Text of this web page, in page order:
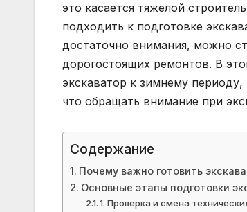
это касается тяжелой
подходить к подготовке
достаточно внимания, можно
дорогостоящих ремонтов. В
экскаватор к зимнему
что обращать внимание при
Содержание
Почему важно готовить
Основные этапы подготовки
1. Проверка и смена